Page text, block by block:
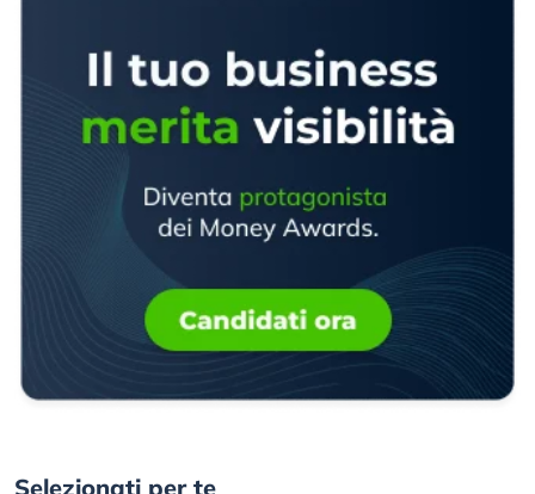
Selezionati per te